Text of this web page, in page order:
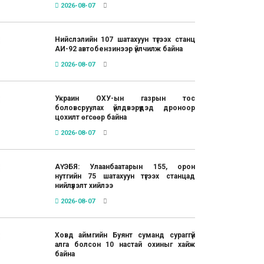
2026-08-07
Нийслэлийн 107 шатахуун түгээх станц
АИ-92 автобензинээр үйлчилж байна
2026-08-07
Украин ОХУ-ын газрын тос
боловсруулах үйлдвэрүүдэд дроноор
цохилт өгсөөр байна
2026-08-07
АҮЭБЯ: Улаанбаатарын 155, орон
нутгийн 75 шатахуун түгээх станцад
нийлүүлэлт хийлээ
2026-08-07
Ховд аймгийн Буянт суманд сураггүй
алга болсон 10 настай охиныг хайж
байна